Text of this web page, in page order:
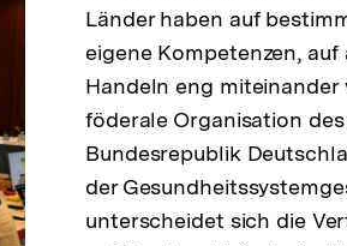
Länder haben auf
eigene Kompetenzen,
Handeln eng miteinander
föderale Organisation
Bundesrepublik
der
unterscheidet sich die